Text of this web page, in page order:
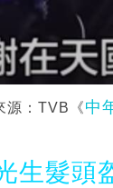
源：TVB《中
生髮頭